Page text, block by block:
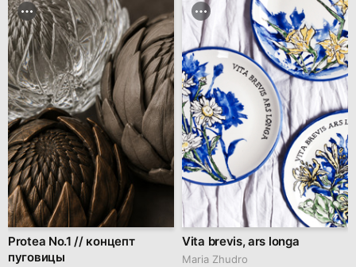
Protea No.1 // концепт
пуговицы
Vita brevis, ars longa
Maria Zhudro